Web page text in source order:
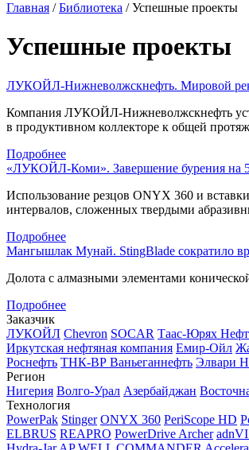
Главная /Библиотека /Успешные проекты
Успешные проекты
ЛУКОЙЛ-Нижневолжскнефть. Мировой
Компания ЛУКОЙЛ-Нижневолжскнефть
в продуктивном коллекторе к общей
Подробнее
«ЛУКОЙЛ-Коми». Завершение бурения на
Использование резцов ONYX 360 и
интервалов, сложенных твердыми
Подробнее
Мангышлак Мунай. StingBlade сократило
Долота с алмазными элементами
Подробнее
Заказчик
ЛУКОЙЛ Chevron SOCAR Таас-Юрях
Иркутская нефтяная компания Емир-Ойл
Роснефть ТНК-ВР Ваньеганнефть Элвари
Регион
Нигерия Волго-Урал Азербайджан
Технология
PowerPak Stinger ONYX 360 PeriScope HD
ELBRUS REAPRO PowerDrive Archer